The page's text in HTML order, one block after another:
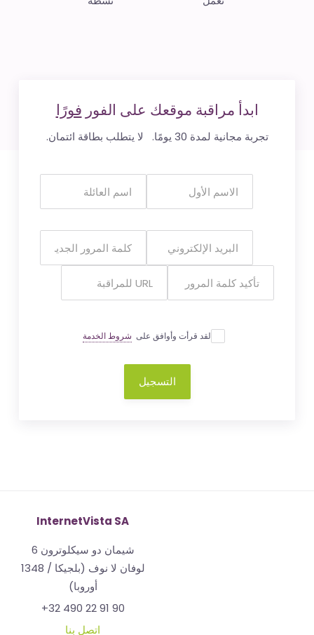
ابدأ مراقبة موقعك على الفورفورًا
تجربة مجانية لمدة 30 يومًا. لا يتطلب بطاقة ائتمان.
لقد قرأت وأوافق علىشروط الخدمة
التسجيل
InternetVista SA
شيمان دو سيكلوترون 6
1348 لوفان لا نوف (بلجيكا /
أوروبا)
+32 490 22 91 90
اتصل بنا